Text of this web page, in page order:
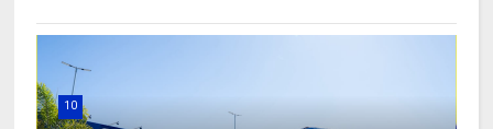
10